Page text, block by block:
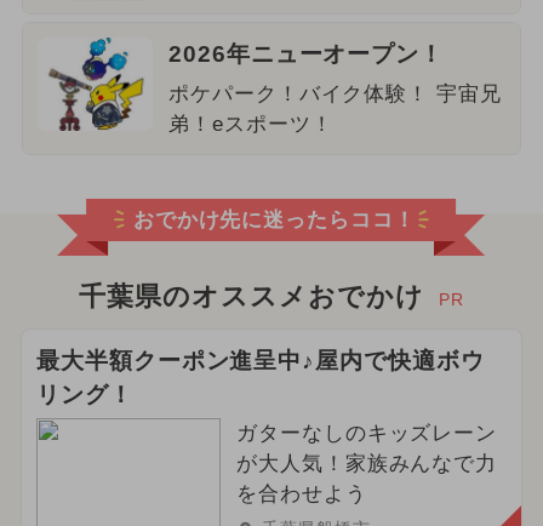
2026年ニューオープン！
ポケパーク！バイク体験！ 宇宙兄
弟！eスポーツ！
おでかけ先に迷ったらココ！
千葉県のオススメおでかけ PR
最大半額クーポン進呈中♪屋内で快適ボウ
リング！
ガターなしのキッズレーン
が大人気！家族みんなで力
を合わせよう